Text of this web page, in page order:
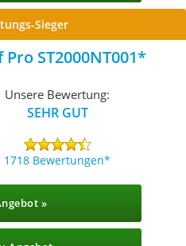
Sieger
ST2000NT001
Unsere Bewertung:
SEHR GUT
1718 Bewertungen
»